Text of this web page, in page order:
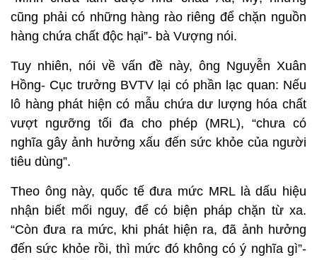
cũng phải có những hàng rào riêng để chặn nguồn
hàng chứa chất độc hại”- bà Vượng nói.
Tuy nhiên, nói về vấn đề này, ông Nguyễn Xuân
Hồng- Cục trưởng BVTV lại có phần lạc quan: Nếu
lô hàng phát hiện có mẫu chứa dư lượng hóa chất
vượt ngưỡng tối đa cho phép (MRL), “chưa có
nghĩa gây ảnh hưởng xấu đến sức khỏe của người
tiêu dùng”.
Theo ông này, quốc tế đưa mức MRL là dấu hiệu
nhận biết mối nguy, để có biện pháp chặn từ xa.
“Còn đưa ra mức, khi phát hiện ra, đã ảnh hưởng
đến sức khỏe rồi, thì mức đó không có ý nghĩa gì”-